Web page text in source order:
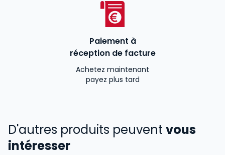
Paiement à
réception de facture
Achetez maintenant
payez plus tard
D'autres produits peuvent vous
intéresser